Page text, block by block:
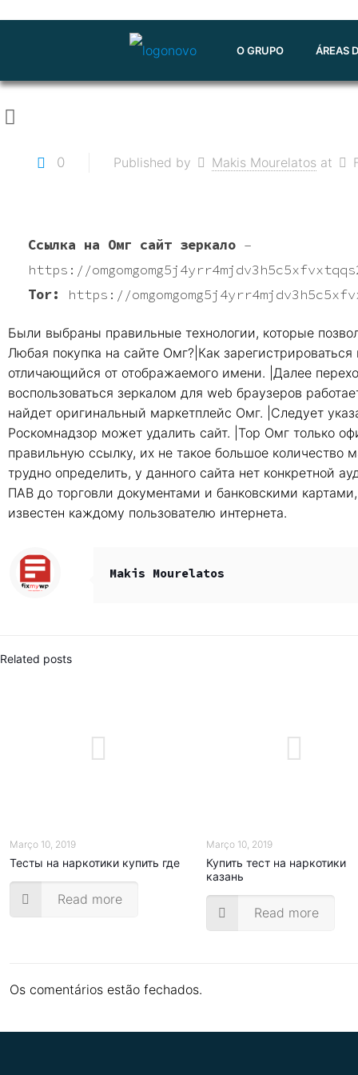
O GRUPO ÁREAS
0 Published by Makis Mourelatos at
Ссылка на Омг сайт зеркало–
https://
Tor:
https://
Были выбраны правильные технологии, которые
Любая покупка на сайте Омг?|Как
отличающийся от отображаемого имени. |Далее
воспользоваться зеркалом для web браузеров
найдет оригинальный маркетплейс Омг. |Следует
Роскомнадзор может удалить сайт. |Тор Омг только
правильную ссылку, их не такое большое количество
трудно определить, у данного сайта нет конкретной
ПАВ до торговли документами и банковскими
известен каждому пользователю интернета.
Makis Mourelatos
Related posts
Março 10, 2019
Тесты на наркотики купить где
Read more
Março 10, 2019
Купить тест на наркотики
казань
Read more
Os comentários estão fechados.